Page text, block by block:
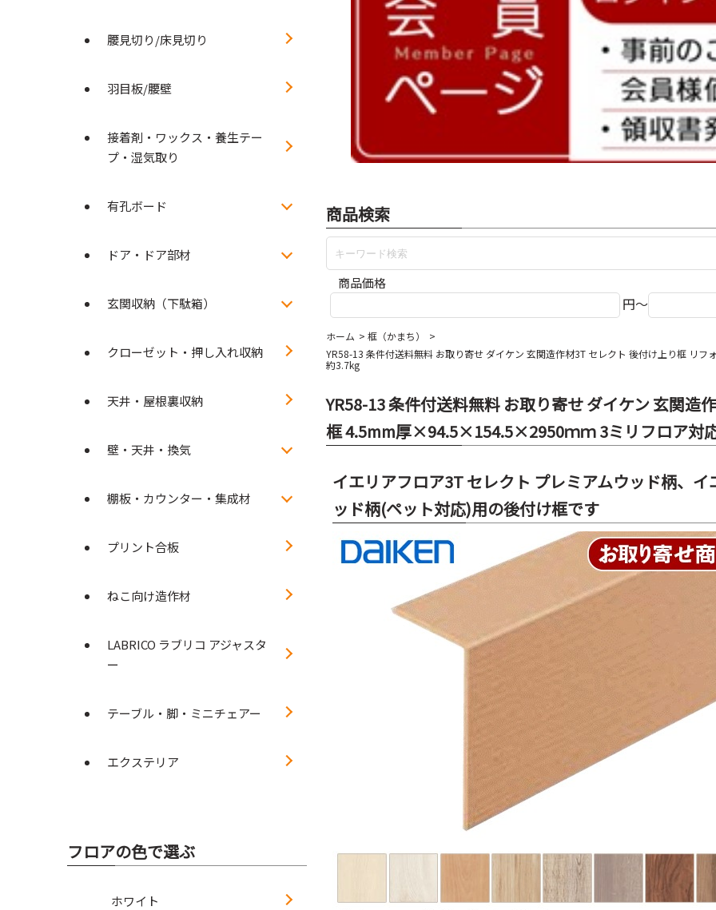
商品検索
商品価格
円～
ホーム
框（かまち）
YR58-13 条件付送料無料 お取り寄せ ダイケン 玄関造作材3T セレクト 後付け上り框
約3.7kg
YR58-13 条件付送料無料 お取り寄せ ダイケン 玄関造
框 4.5mm厚×94.5×154.5×2950ｍｍ 3ミリフロア対
イエリアフロア3T セレクト プレミアムウッド柄、
ッド柄(ペット対応)用の後付け框です
腰見切り/床見切り
羽目板/腰壁
接着剤・ワックス・養生テー
プ・湿気取り
有孔ボード
ドア・ドア部材
玄関収納（下駄箱）
クローゼット・押し入れ収納
天井・屋根裏収納
壁・天井・換気
棚板・カウンター・集成材
プリント合板
ねこ向け造作材
LABRICO ラブリコ アジャスタ
ー
テーブル・脚・ミニチェアー
エクステリア
フロアの色で選ぶ
ホワイト